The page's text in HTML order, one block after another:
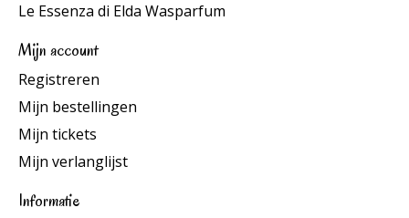
Le Essenza di Elda Wasparfum
Mijn account
Registreren
Mijn bestellingen
Mijn tickets
Mijn verlanglijst
Informatie